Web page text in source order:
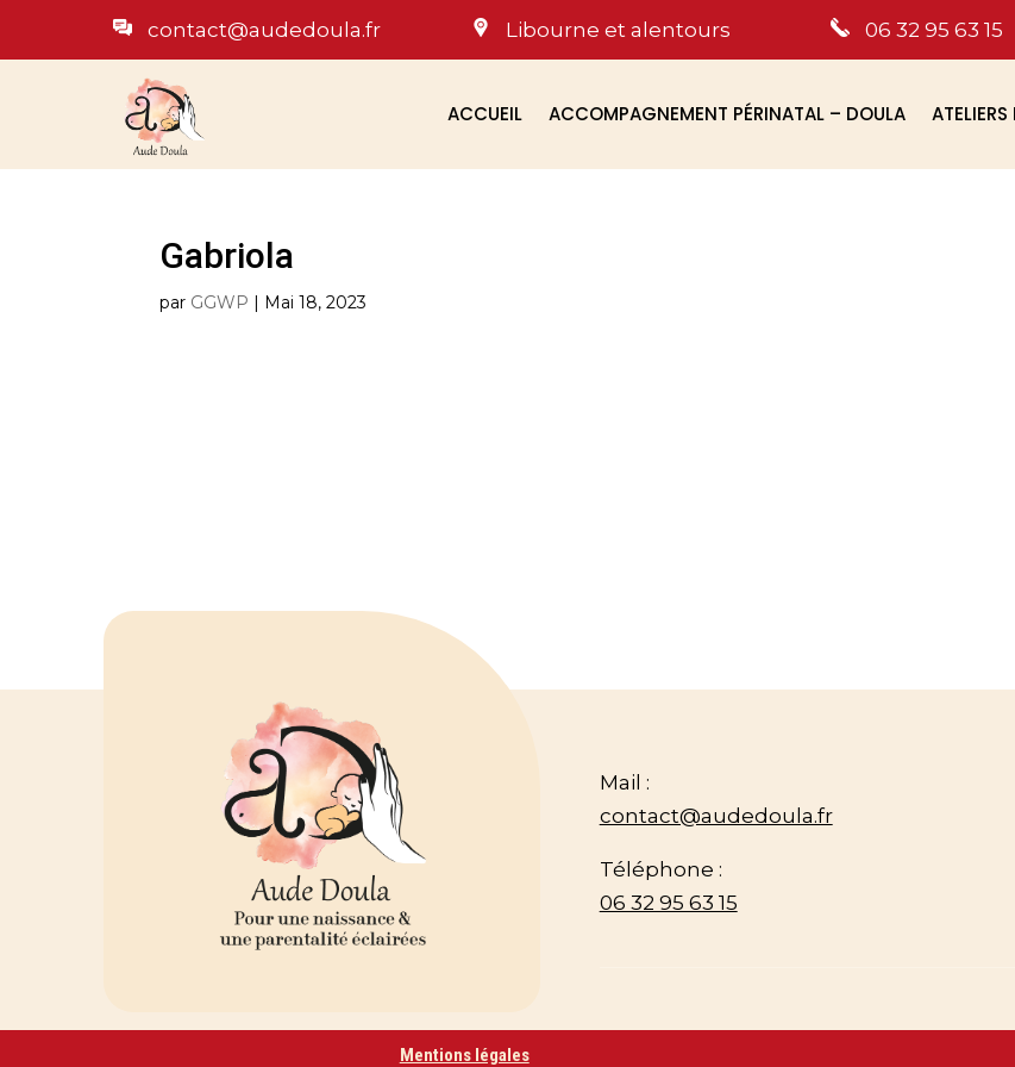
contact@audedoula.fr Libourne et alentours 06 32 95 63 15
ACCUEIL ACCOMPAGNEMENT PÉRINATAL – DOULA
Gabriola
par GGWP | Mai 18, 2023
Mail :
contact@audedoula.fr
Téléphone :
06 32 95 63 15
Mentions légales